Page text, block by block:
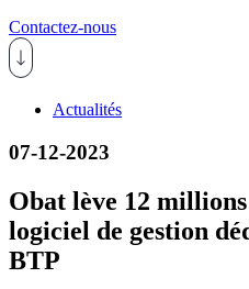
Contactez-nous
Actualités
07-12-2023
Obat lève 12
logiciel de gestion
BTP